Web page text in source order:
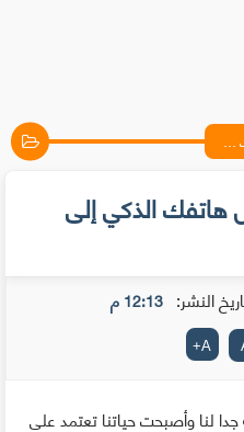
خارق !
هاتفك الذكي إلى
النشر: 12:13 م
A
+
لنا وأصبحت حياتنا تعتمد على